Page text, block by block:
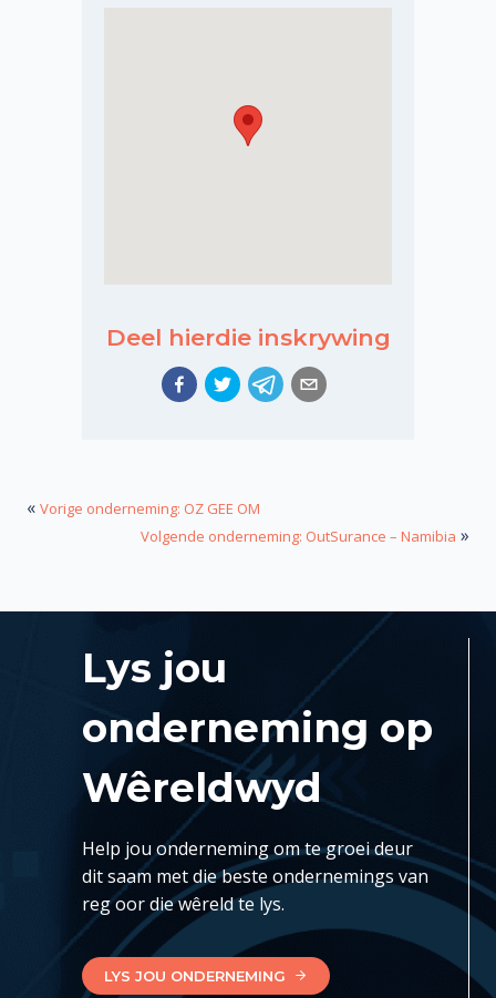
Deel hierdie inskrywing
« Vorige onderneming: OZ GEE OM
Volgende onderneming: OutSurance – Namibia »
Lys jou
onderneming op
Wêreldwyd
Help jou onderneming om te groei deur
dit saam met die beste ondernemings van
reg oor die wêreld te lys.
LYS JOU ONDERNEMING